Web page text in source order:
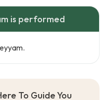
is performed
To Guide You